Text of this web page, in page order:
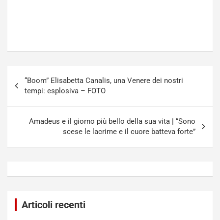
articoli
“Boom” Elisabetta Canalis, una Venere dei nostri
tempi: esplosiva – FOTO
Amadeus e il giorno più bello della sua vita | “Sono
scese le lacrime e il cuore batteva forte”
Articoli recenti